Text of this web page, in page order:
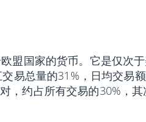
盟国家的货币。它是仅次
易总量的31%，日均交易
，约占所有交易的30%，